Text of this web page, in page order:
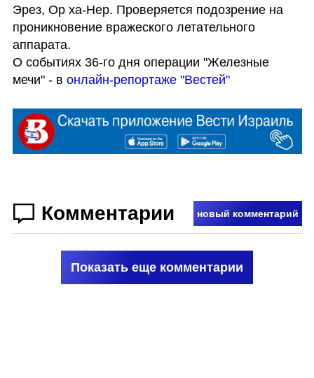
Эрез, Ор ха-Нер. Проверяется подозрение на
проникновение вражеского летательного
аппарата.
О событиях 36-го дня операции "Железные
мечи" - в онлайн-репортаже "Вестей"
Комментарии новый комментарий
Показать еще комментарии